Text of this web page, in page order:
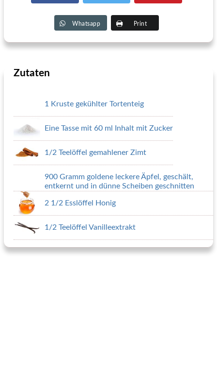
Whatsapp Print
Zutaten
1 Kruste gekühlter Tortenteig
Eine Tasse mit 60 ml Inhalt mit Zucker
1/2 Teelöffel gemahlener Zimt
900 Gramm goldene leckere Äpfel, geschält,
entkernt und in dünne Scheiben geschnitten
2 1/2 Esslöffel Honig
1/2 Teelöffel Vanilleextrakt